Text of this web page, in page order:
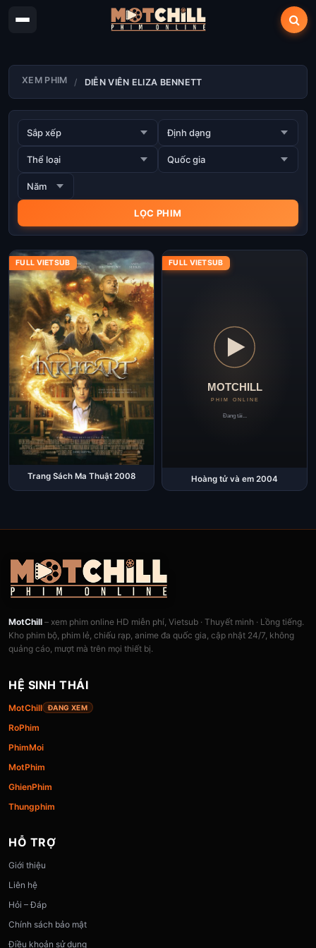
XEM PHIM DIỄN VIÊN ELIZA BENNETT
FULL VIETSUB
Trang Sách Ma Thuật 2008
FULL VIETSUB
Hoàng tử và em 2004
MotChill – xem phim online HD miễn phí, Vietsub · Thuyết minh · Lồng tiếng.
Kho phim bộ, phim lẻ, chiếu rạp, anime đa quốc gia, cập nhật 24/7, không
quảng cáo, mượt mà trên mọi thiết bị.
HỆ SINH THÁI
MotChill ĐANG XEM
RoPhim
PhimMoi
MotPhim
GhienPhim
Thungphim
HỖ TRỢ
Giới thiệu
Liên hệ
Hỏi – Đáp
Chính sách bảo mật
Điều khoản sử dụng